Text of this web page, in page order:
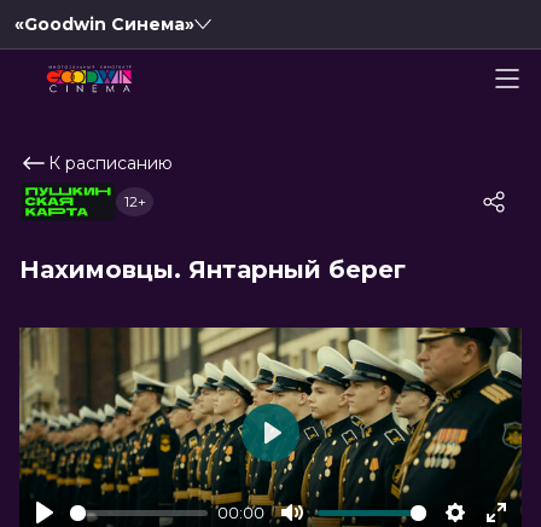
«Goodwin Синема»
К расписанию
Нахимовцы. Янтарный берег
12+
00:00
Play